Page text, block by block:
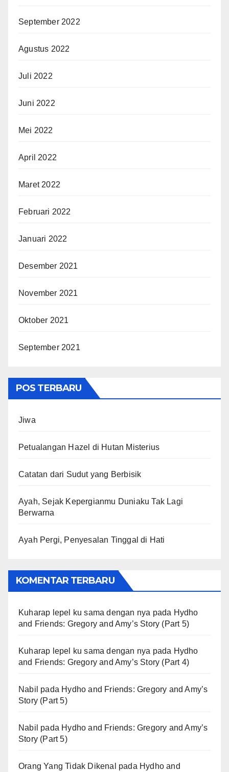
September 2022
Agustus 2022
Juli 2022
Juni 2022
Mei 2022
April 2022
Maret 2022
Februari 2022
Januari 2022
Desember 2021
November 2021
Oktober 2021
September 2021
POS TERBARU
Jiwa
Petualangan Hazel di Hutan Misterius
Catatan dari Sudut yang Berbisik
Ayah, Sejak Kepergianmu Duniaku Tak Lagi
Berwarna
Ayah Pergi, Penyesalan Tinggal di Hati
KOMENTAR TERBARU
Kuharap lepel ku sama dengan nya pada Hydho
and Friends: Gregory and Amy’s Story (Part 5)
Kuharap lepel ku sama dengan nya pada Hydho
and Friends: Gregory and Amy’s Story (Part 4)
Nabil pada Hydho and Friends: Gregory and Amy’s
Story (Part 5)
Nabil pada Hydho and Friends: Gregory and Amy’s
Story (Part 5)
Orang Yang Tidak Dikenal pada Hydho and